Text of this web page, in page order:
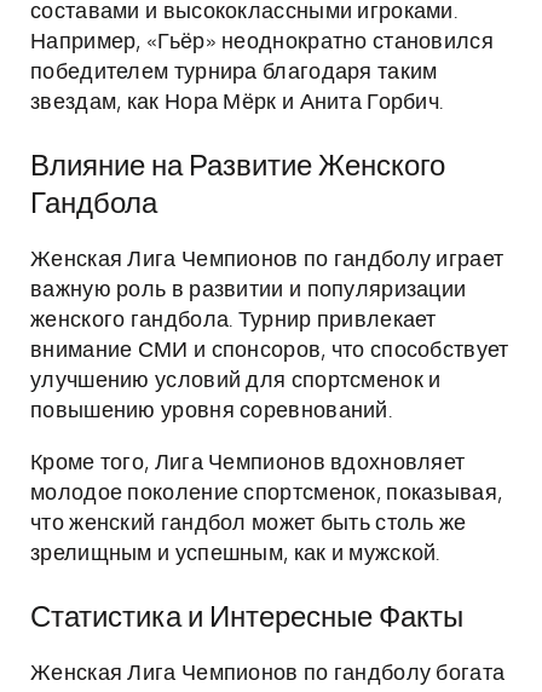
составами и высококлассными игроками.
Например, «Гьёр» неоднократно становился
победителем турнира благодаря таким
звездам, как Нора Мёрк и Анита Горбич.
Влияние на Развитие Женского
Гандбола
Женская Лига Чемпионов по гандболу играет
важную роль в развитии и популяризации
женского гандбола. Турнир привлекает
внимание СМИ и спонсоров, что способствует
улучшению условий для спортсменок и
повышению уровня соревнований.
Кроме того, Лига Чемпионов вдохновляет
молодое поколение спортсменок, показывая,
что женский гандбол может быть столь же
зрелищным и успешным, как и мужской.
Статистика и Интересные Факты
Женская Лига Чемпионов по гандболу богата